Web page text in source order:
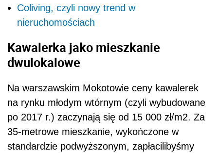
Coliving, czyli nowy trend w
nieruchomościach
Kawalerka jako mieszkanie
dwulokalowe
Na warszawskim Mokotowie ceny kawalerek
na rynku młodym wtórnym (czyli wybudowane
po 2017 r.) zaczynają się od 15 000 zł/m2. Za
35-metrowe mieszkanie, wykończone w
standardzie podwyższonym, zapłacilibyśmy